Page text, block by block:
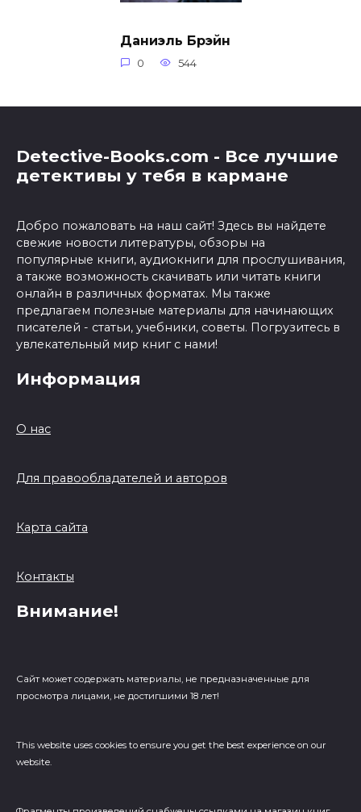
Даниэль Брэйн
0 544
Detective-Books.com - Все лучшие
детективы у тебя в кармане
Добро пожаловать на наш сайт! Здесь вы найдете
свежие новости литературы, обзоры на
популярные книги, аудиокниги для прослушивания,
а также возможность скачивать или читать книги
онлайн в различных форматах. Мы также
предлагаем полезные материалы для начинающих
писателей - статьи, учебники, советы. Погрузитесь в
увлекательный мир книг с нами!
Информация
О нас
Для правообладателей и авторов
Карта сайта
Контакты
Внимание!
Сайт может содержать материалы, не предназначенные для
просмотра лицами, не достигшими 18 лет!
This website uses cookies to ensure you get the best experience on our
website.